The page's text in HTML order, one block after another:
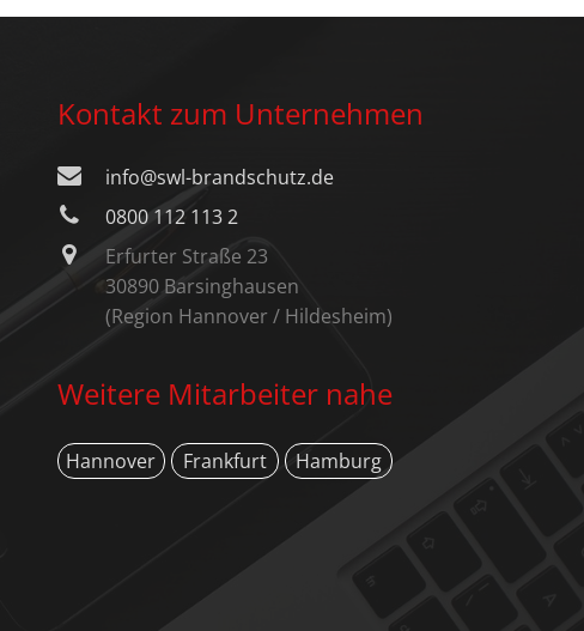
Kontakt zum Unternehmen
info@swl-brandschutz.de
0800 112 113 2
Erfurter Straße 23
30890 Barsinghausen
(Region Hannover / Hildesheim)
Weitere Mitarbeiter nahe
Hannover Frankfurt Hamburg